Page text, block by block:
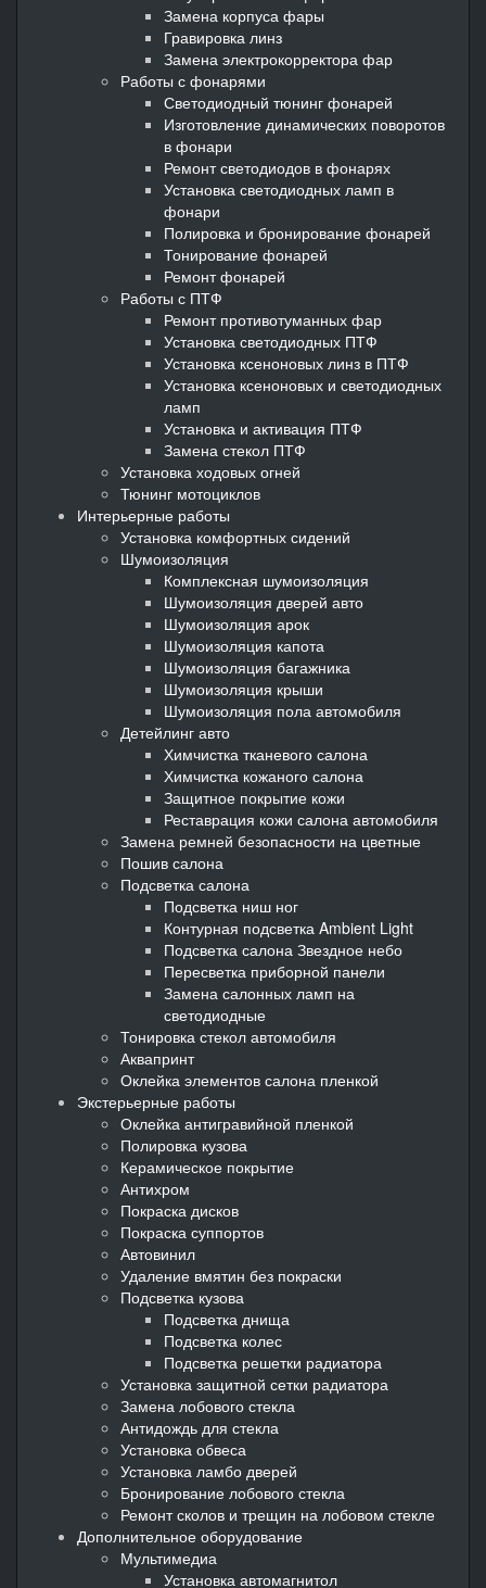
Замена корпуса фары
Гравировка линз
Замена электрокорректора фар
Работы с фонарями
Светодиодный тюнинг фонарей
Изготовление динамических поворотов
в фонари
Ремонт светодиодов в фонарях
Установка светодиодных ламп в
фонари
Полировка и бронирование фонарей
Тонирование фонарей
Ремонт фонарей
Работы с ПТФ
Ремонт противотуманных фар
Установка светодиодных ПТФ
Установка ксеноновых линз в ПТФ
Установка ксеноновых и светодиодных
ламп
Установка и активация ПТФ
Замена стекол ПТФ
Установка ходовых огней
Тюнинг мотоциклов
Интерьерные работы
Установка комфортных сидений
Шумоизоляция
Комплексная шумоизоляция
Шумоизоляция дверей авто
Шумоизоляция арок
Шумоизоляция капота
Шумоизоляция багажника
Шумоизоляция крыши
Шумоизоляция пола автомобиля
Детейлинг авто
Химчистка тканевого салона
Химчистка кожаного салона
Защитное покрытие кожи
Реставрация кожи салона автомобиля
Замена ремней безопасности на цветные
Пошив салона
Подсветка салона
Подсветка ниш ног
Контурная подсветка Ambient Light
Подсветка салона Звездное небо
Пересветка приборной панели
Замена салонных ламп на
светодиодные
Тонировка стекол автомобиля
Аквапринт
Оклейка элементов салона пленкой
Экстерьерные работы
Оклейка антигравийной пленкой
Полировка кузова
Керамическое покрытие
Антихром
Покраска дисков
Покраска суппортов
Автовинил
Удаление вмятин без покраски
Подсветка кузова
Подсветка днища
Подсветка колес
Подсветка решетки радиатора
Установка защитной сетки радиатора
Замена лобового стекла
Антидождь для стекла
Установка обвеса
Установка ламбо дверей
Бронирование лобового стекла
Ремонт сколов и трещин на лобовом стекле
Дополнительное оборудование
Мультимедиа
Установка автомагнитол